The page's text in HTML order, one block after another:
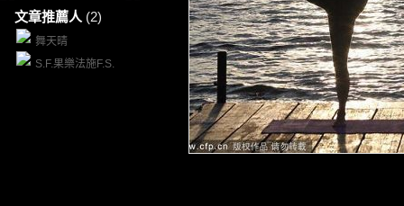
文章推薦人 (2)
舞天晴
S.F.果樂法施F.S.